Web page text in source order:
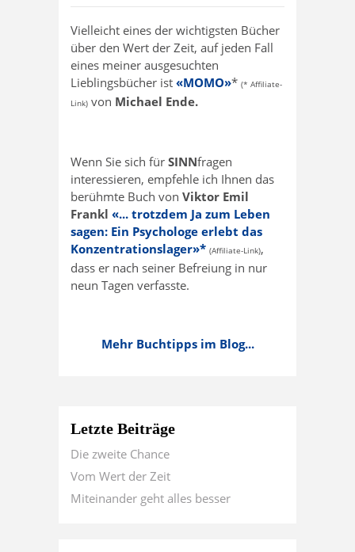
Vielleicht eines der wichtigsten Bücher
über den Wert der Zeit, auf jeden Fall
eines meiner ausgesuchten
Lieblingsbücher ist «MOMO»* (* Affiliate-
Link) von Michael Ende.
Wenn Sie sich für SINNfragen
interessieren, empfehle ich Ihnen das
berühmte Buch von Viktor Emil
Frankl «... trotzdem Ja zum Leben
sagen: Ein Psychologe erlebt das
Konzentrationslager»* (Affiliate-Link),
dass er nach seiner Befreiung in nur
neun Tagen verfasste.
Mehr Buchtipps im Blog...
Letzte Beiträge
Die zweite Chance
Vom Wert der Zeit
Miteinander geht alles besser